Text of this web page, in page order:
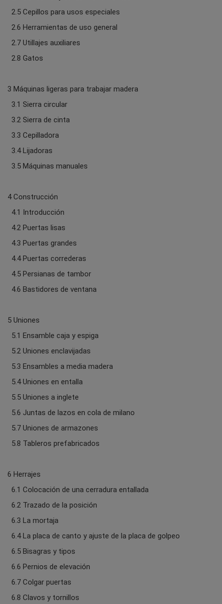
2.5 Cepillos para usos especiales
2.6 Herramientas de uso general
2.7 Utillajes auxiliares
2.8 Gatos
3 Máquinas ligeras para trabajar madera
3.1 Sierra circular
3.2 Sierra de cinta
3.3 Cepilladora
3.4 Lijadoras
3.5 Máquinas manuales
4 Construcción
4.1 Introducción
4.2 Puertas lisas
4.3 Puertas grandes
4.4 Puertas correderas
4.5 Persianas de tambor
4.6 Bastidores de ventana
5 Uniones
5.1 Ensamble caja y espiga
5.2 Uniones enclavijadas
5.3 Ensambles a media madera
5.4 Uniones en entalla
5.5 Uniones a inglete
5.6 Juntas de lazos en cola de milano
5.7 Uniones de armazones
5.8 Tableros prefabricados
6 Herrajes
6.1 Colocación de una cerradura entallada
6.2 Trazado de la posición
6.3 La mortaja
6.4 La placa de canto y ajuste de la placa de golpeo
6.5 Bisagras y tipos
6.6 Pernios de elevación
6.7 Colgar puertas
6.8 Clavos y tornillos